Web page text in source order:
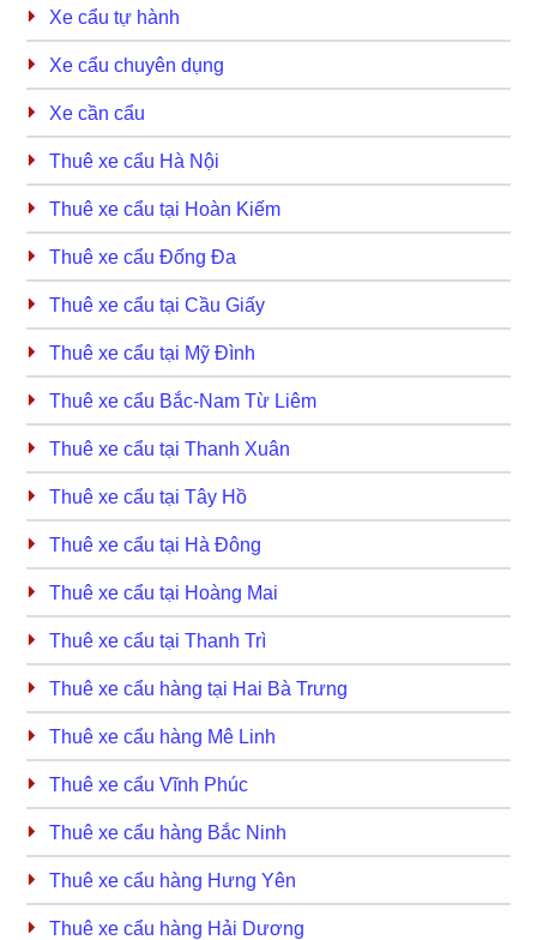
Xe cẩu tự hành
Xe cẩu chuyên dụng
Xe cần cẩu
Thuê xe cẩu Hà Nội
Thuê xe cẩu tại Hoàn Kiếm
Thuê xe cẩu Đống Đa
Thuê xe cẩu tại Cầu Giấy
Thuê xe cẩu tại Mỹ Đình
Thuê xe cẩu Bắc-Nam Từ Liêm
Thuê xe cẩu tại Thanh Xuân
Thuê xe cẩu tại Tây Hồ
Thuê xe cẩu tại Hà Đông
Thuê xe cẩu tại Hoàng Mai
Thuê xe cẩu tại Thanh Trì
Thuê xe cẩu hàng tại Hai Bà Trưng
Thuê xe cẩu hàng Mê Linh
Thuê xe cẩu Vĩnh Phúc
Thuê xe cẩu hàng Bắc Ninh
Thuê xe cẩu hàng Hưng Yên
Thuê xe cẩu hàng Hải Dương